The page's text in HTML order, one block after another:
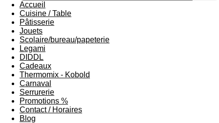
Accueil
Cuisine / Table
Pâtisserie
Jouets
Scolaire/bureau/papeterie
Legami
DIDDL
Cadeaux
Thermomix - Kobold
Carnaval
Serrurerie
Promotions %
Contact / Horaires
Blog